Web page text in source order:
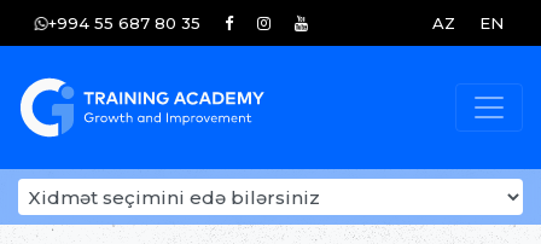
+994 55 687 80 35 AZ EN